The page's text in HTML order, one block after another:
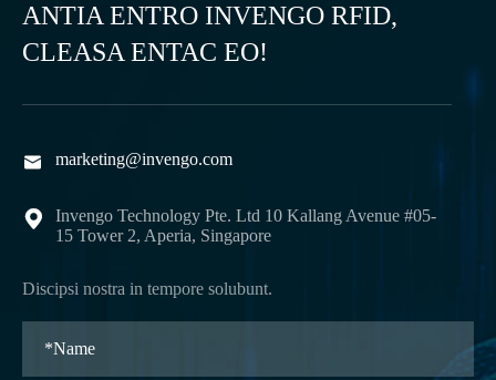
ANTIA ENTRO INVENGO RFID,
CLEASA ENTAC EO!
 marketing@invengo.com

Invengo Technology Pte. Ltd 10 Kallang Avenue #05-
15 Tower 2, Aperia, Singapore
Discipsi nostra in tempore solubunt.